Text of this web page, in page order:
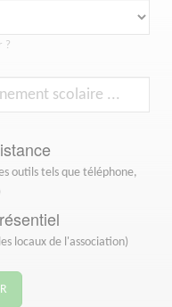
?
outils tels que téléphone,
locaux de l'association)